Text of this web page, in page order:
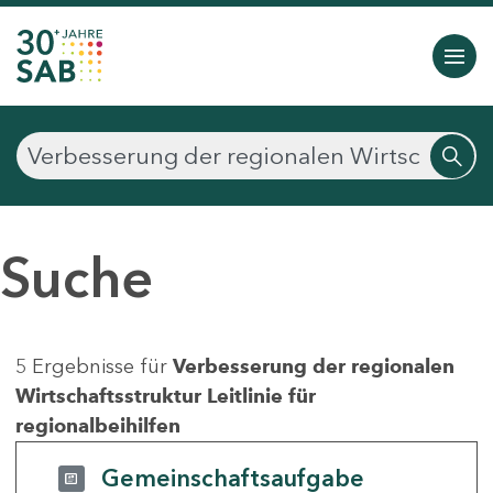
Suche
5 Ergebnisse für Verbesserung der regionalen
Wirtschaftsstruktur Leitlinie für
regionalbeihilfen
Gemeinschaftsaufgabe